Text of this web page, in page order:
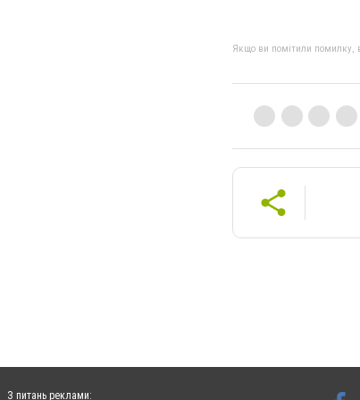
Якщо ви помітили помилку,
З питань реклами: